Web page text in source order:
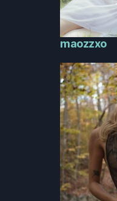
maozzxo